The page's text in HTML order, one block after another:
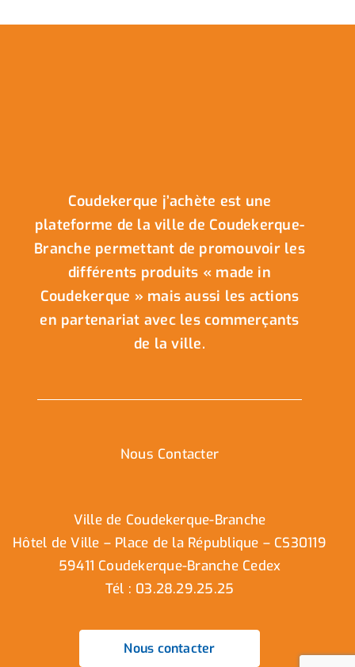
Coudekerque j’achète est une
plateforme de la ville de Coudekerque-
Branche permettant de promouvoir les
différents produits « made in
Coudekerque » mais aussi les actions
en partenariat avec les commerçants
de la ville.
Nous Contacter
Ville de Coudekerque-Branche
Hôtel de Ville – Place de la République – CS30119
59411 Coudekerque-Branche Cedex
Tél : 03.28.29.25.25
Nous contacter